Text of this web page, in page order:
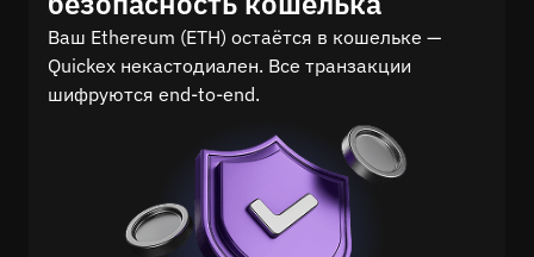
Ваш Ethereum (ETH) остаётся в кошельке —
Quickex некастодиален. Все транзакции
шифруются end-to-end.